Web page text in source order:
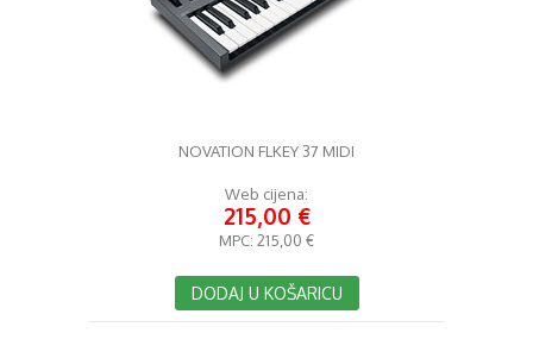
NOVATION FLKEY 37 MIDI
Web cijena:
215,00 €
MPC: 215,00 €
DODAJ U KOŠARICU